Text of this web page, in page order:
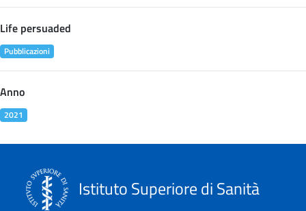
Life persuaded
Pubblicazioni
Anno
2021
Istituto Superiore di Sanità